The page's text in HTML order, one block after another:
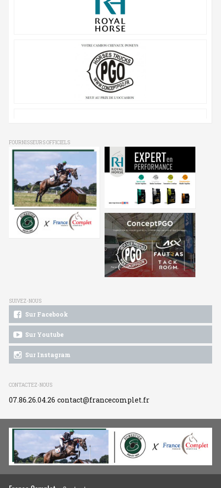
FOURNISSEURS OFFICIELS
SUIVEZ-NOUS
Sur Facebook
Sur Youtube
Sur Instagram
CONTACTEZ-NOUS
07.86.26.04.26 contact@francecomplet.fr